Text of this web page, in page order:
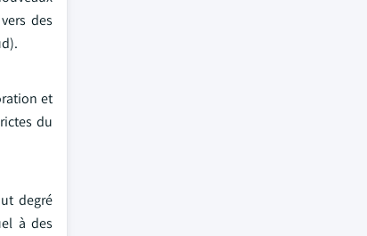
des
et
du
degré
à des